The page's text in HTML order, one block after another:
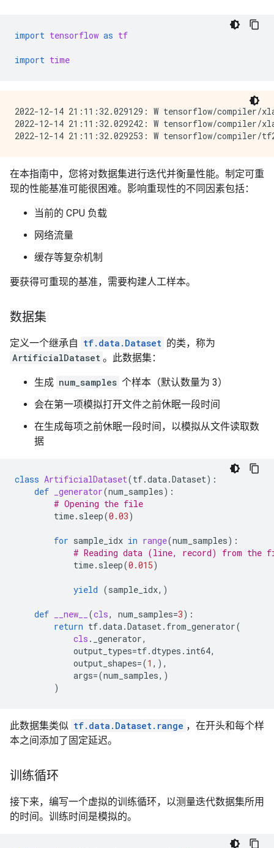
import tensorflow as tf
import time
2022-12-14 21:11:32.029129: W tensorflow/
2022-12-14 21:11:32.029242: W tensorflow/
在本指南中，您将对数据集进行迭代并衡量性能。制定可重
现的性能基准可能很困难。影响重现性的不同因素包括：
当前的 CPU 负载
网络流量
缓存等复杂机制
要获得可重现的基准，需要构建人工样本。
数据集
定义一个继承自 tf.data.Dataset 的类，称为
ArtificialDataset 。此数据集：
生成 num_samples 个样本（默认数量为 3）
会在第一项模拟打开文件之前休眠一段时间
在生成每项之前休眠一段时间，以模拟从文件读取数
据
class ArtificialDataset(tf.data.Dataset):
def
_generator(num_samples):
# Opening the file
time. sleep(0.03)
for sample_idx in range(num_samples):
# Reading data (line, record) from the
time. sleep(0.015)
yield (sample_idx,)
def __new__ (cls, num_samples=3):
return tf.data.Dataset. from_generator(
cls . _generator,
output_types=tf.dtypes . int64,
output_shapes=(1 ,),
args=(num_samples,)
)
此数据集类似 tf.data.Dataset.range ，在开头和每个样
本之间添加了固定延迟。
训练循环
接下来，编写一个虚拟的训练循环，以测量迭代数据集所用
的时间。训练时间是模拟的。